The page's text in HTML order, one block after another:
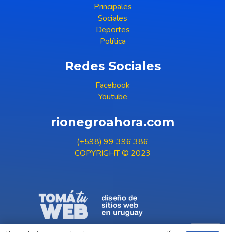
Principales
Sociales
Deportes
Política
Redes Sociales
Facebook
Youtube
rionegroahora.com
(+598) 99 396 386
COPYRIGHT © 2023